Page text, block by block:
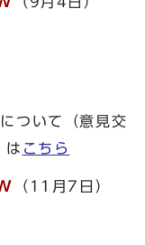
ついて（意見交
は こちら
（11月7日）